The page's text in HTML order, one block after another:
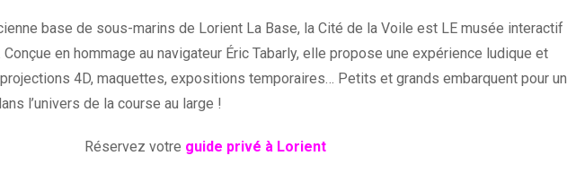
base de sous-marins de Lorient La Base, la Cité de la Voile est LE musée interactif
en hommage au navigateur Éric Tabarly, elle propose une expérience ludique et
4D, maquettes, expositions temporaires… Petits et grands embarquent pour un
l’univers de la course au large !
Réservez votre guide privé à Lorient